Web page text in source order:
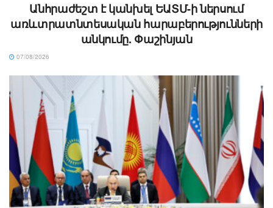
Անհրաժեշտ է կանխել ԵԱՏՄ-ի ներսում
առևտրատնտեսական հարաբերությունների
անկումը. Փաշինյան
07/08/2026